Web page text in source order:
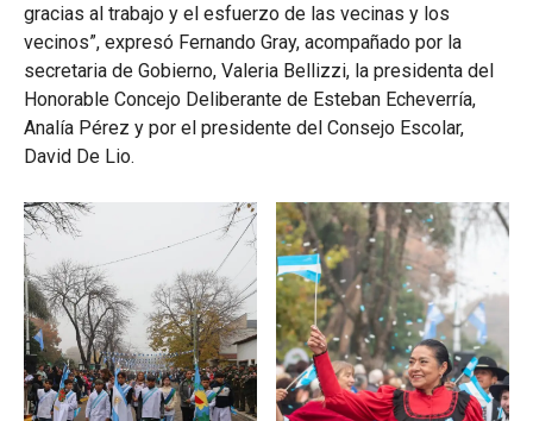
gracias al trabajo y el esfuerzo de las vecinas y los
vecinos”, expresó Fernando Gray, acompañado por la
secretaria de Gobierno, Valeria Bellizzi, la presidenta del
Honorable Concejo Deliberante de Esteban Echeverría,
Analía Pérez y por el presidente del Consejo Escolar,
David De Lio.